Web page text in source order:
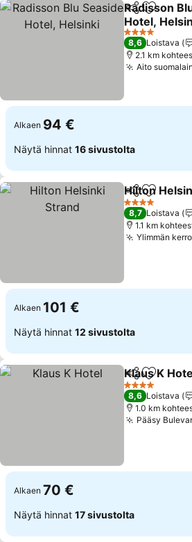
Jaa Lisää
Radisson
Hotel,
Katso hinnat
4 Tähtiluokitus
8,6 Loistava
2.1 km
Aito
Alkaen 94 €
Näytä hinnat 16 sivustolta
Jaa Lisää
Hilton
4 Tähtiluokitus
8,7 Loistava
1.1 km
Ylimmän
Alkaen 101 €
Näytä hinnat 12 sivustolta
Jaa Lisää
Klaus K
4 Tähtiluokitus
8,6 Loistava
1.0 km
Pääsy
Alkaen 70 €
Näytä hinnat 17 sivustolta